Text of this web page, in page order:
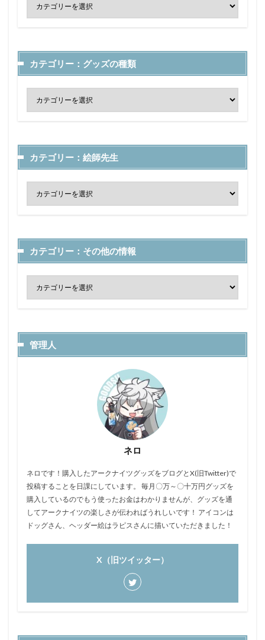
カテゴリー：グッズの種類
カテゴリー：絵師先生
カテゴリー：その他の情報
管理人
ネロ
ネロです！購入したアークナイツグッズをブログとX(旧Twitter)で
投稿することを日課にしています。 毎月〇万～〇十万円グッズを
購入しているのでもう使ったお金はわかりませんが、グッズを通
してアークナイツの楽しさが伝わればうれしいです！ アイコンは
ドッグさん、ヘッダー絵はラピスさんに描いていただきました！
X（旧ツイッター）